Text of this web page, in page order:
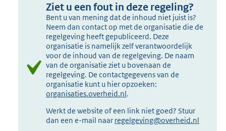
Ziet u een fout in deze regeling?
Bent u van mening dat de inhoud niet juist is?
Neem dan contact op met de organisatie die de
regelgeving heeft gepubliceerd. Deze
organisatie is namelijk zelf verantwoordelijk
voor de inhoud van de regelgeving. De naam
van de organisatie ziet u bovenaan de
regelgeving. De contactgegevens van de
organisatie kunt u hier opzoeken:
organisaties.overheid.nl.
Werkt de website of een link niet goed? Stuur
dan een e-mail naar regelgeving@overheid.nl